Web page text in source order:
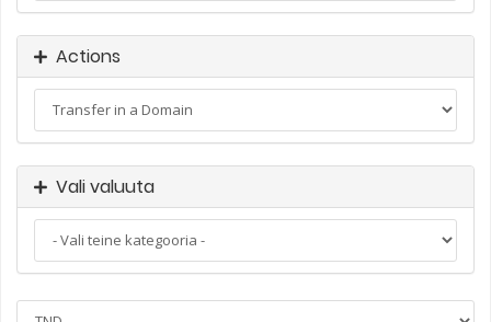
Actions
Vali valuuta